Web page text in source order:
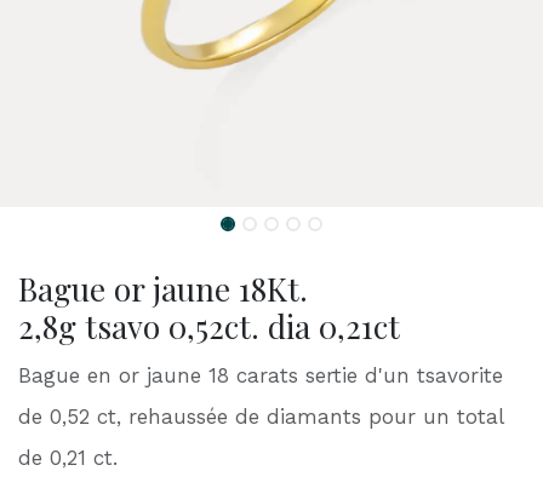
Bague or jaune 18Kt.
2,8g tsavo 0,52ct. dia 0,21ct
Bague en or jaune 18 carats sertie d'un tsavorite
de 0,52 ct, rehaussée de diamants pour un total
de 0,21 ct.